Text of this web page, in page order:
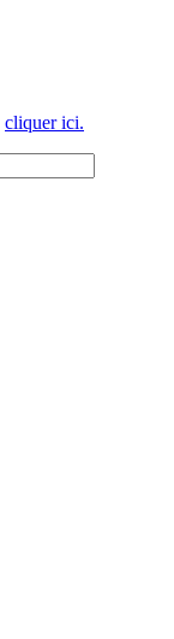
cliquer ici.